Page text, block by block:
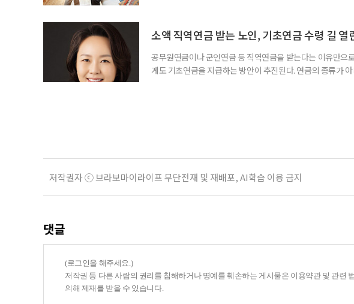
다. 이 서비스를 사용하면 직원은 이름을 밝히지 않고 하루 24
소액 직역연금 받는 노인, 기초연금 수령 길 열
공무원연금이나 군인연금 등 직역연금을 받는다는 이유만으
게도 기초연금을 지급하는 방안이 추진된다. 연금의 종류가
저작권자 ⓒ 브라보마이라이프 무단전재 및 재배포, AI학습 이용 금지
댓글